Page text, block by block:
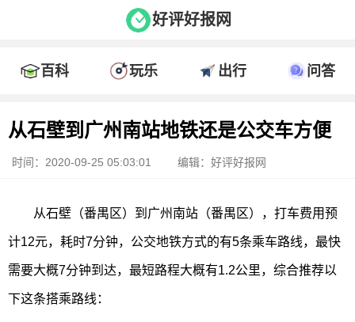
好评好报网
百科 玩乐 出行 问答
从石壁到广州南站地铁还是公交车方便
时间：2020-09-25 05:03:01 编辑：好评好报网
从石壁（番禺区）到广州南站（番禺区），打车费用预
计12元，耗时7分钟，公交地铁方式的有5条乘车路线，最快
需要大概7分钟到达，最短路程大概有1.2公里，综合推荐以
下这条搭乘路线：